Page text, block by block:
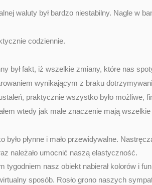
waluty był bardzo niestabilny. Nagle w
codziennie.
był fakt, iż wszelkie zmiany, które nas
wynikającym z braku
praktycznie wszystko było możliwe,
wtedy jak małe znaczenie mają
było płynne i mało przewidywalne.
należało umocnić naszą elastyczność.
tygodniem nasz obiekt nabierał kolorów i
sposób. Rosło grono naszych